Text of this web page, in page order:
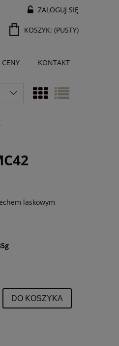
ZALOGUJ SIĘ
KOSZYK: (PUSTY)
CENY
KONTAKT
laskowym
DO KOSZYKA